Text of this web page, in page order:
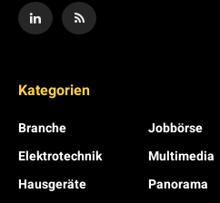
Kategorien
Branche
Elektrotechnik
Hausgeräte
Jobbörse
Multimedia
Panorama